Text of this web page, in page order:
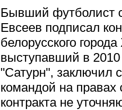
Бывший футболист
Евсеев подписал
белорусского
выступавший в
"Сатурн", заключил
командой на правах
контракта не